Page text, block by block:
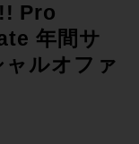
Pro
年間サ
ルオファ